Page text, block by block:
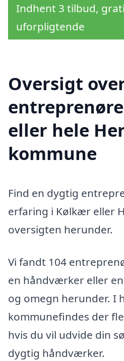
Indhent 3 tilbud,
uforpligtende
Oversigt
eller hele
kommune
Find en dygtig
erfaring i Kølkær eller
oversigten herunder.
Vi fandt 104
en håndværker eller
og omegn herunder. I
kommunefindes der
hvis du vil udvide din
dygtig håndværker.